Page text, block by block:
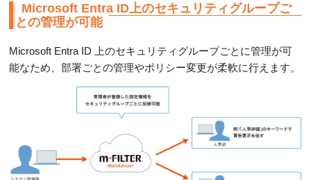
Microsoft Entra ID上のセキュリティグループご
との管理が可能
Microsoft Entra ID 上のセキュリティグループごとに管理が可
能なため、部署ごとの管理やポリシー変更が柔軟に行えます。